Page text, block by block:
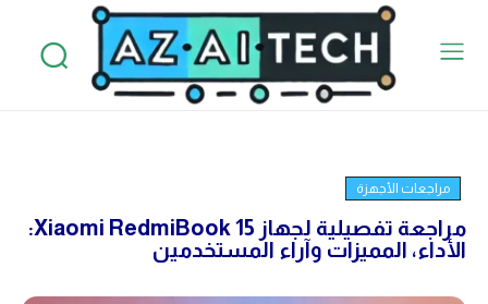
مراجعات الأجهزة
مراجعة تفصيلية لجهاز Xiaomi RedmiBook 15:
الأداء، المميزات وآراء المستخدمين